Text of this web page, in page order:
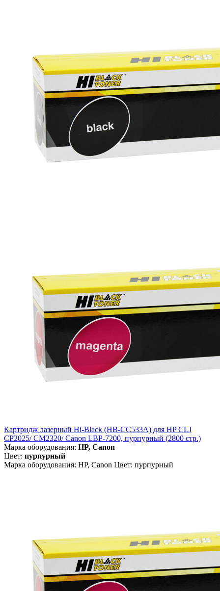
Картридж лазерный Hi-Black (HB-CC533A) для HP CLJ
CP2025/ CM2320/ Canon LBP-7200, пурпурный (2800 стр.)
Марка оборудования: HP, Canon
Цвет: пурпурный
Марка оборудования: HP, Canon Цвет: пурпурный